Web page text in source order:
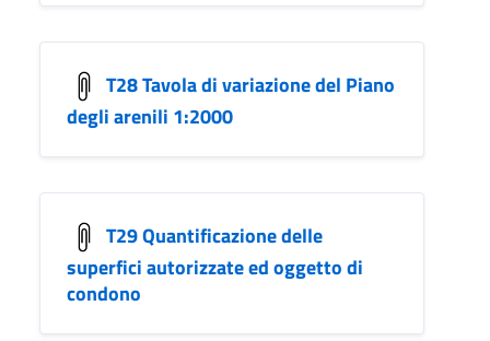
T28 Tavola di variazione del Piano
degli arenili 1:2000
T29 Quantificazione delle
superfici autorizzate ed oggetto di
condono